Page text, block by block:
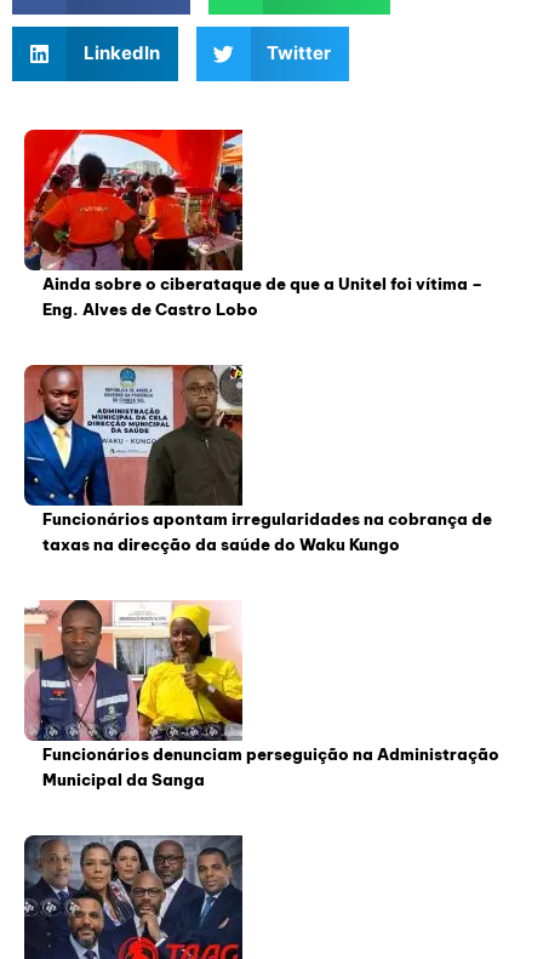
LinkedIn Twitter
Ainda sobre o ciberataque de que a Unitel foi vítima –
Eng. Alves de Castro Lobo
Funcionários apontam irregularidades na cobrança de
taxas na direcção da saúde do Waku Kungo
Funcionários denunciam perseguição na Administração
Municipal da Sanga